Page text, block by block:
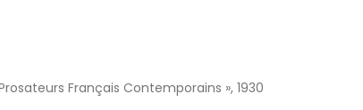
Français Contemporains », 1930